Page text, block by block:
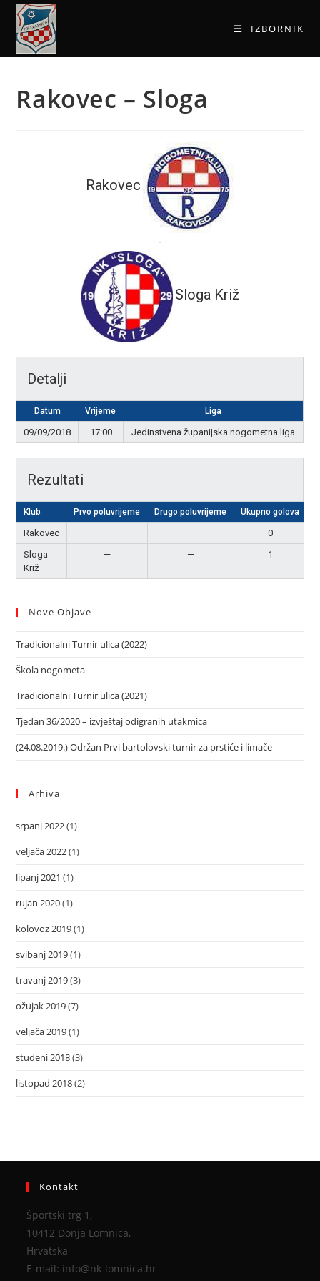
IZBORNIK
Rakovec – Sloga
Rakovec
-
Sloga Križ
Detalji
Datum Vrijeme Liga
09/09/2018 17:00 Jedinstvena županijska nogometna liga
Rezultati
Klub Prvo poluvrijeme Drugo poluvrijeme Ukupno golova
Rakovec — — 0
Sloga
Križ
— — 1
Nove Objave
Tradicionalni Turnir ulica (2022)
Škola nogometa
Tradicionalni Turnir ulica (2021)
Tjedan 36/2020 – izvještaj odigranih utakmica
(24.08.2019.) Održan Prvi bartolovski turnir za prstiće i limače
Arhiva
srpanj 2022(1)
veljača 2022(1)
lipanj 2021 (1)
rujan 2020(1)
kolovoz 2019(1)
svibanj 2019(1)
travanj 2019(3)
ožujak 2019(7)
veljača 2019(1)
studeni 2018(3)
listopad 2018(2)
Kontakt
Športski trg 1,
10412 Donja Lomnica,
Hrvatska
E-mail: info@nk-lomnica.hr